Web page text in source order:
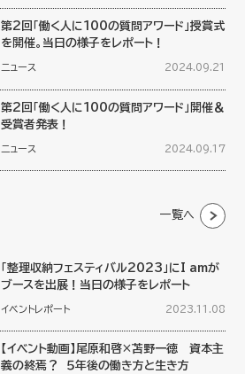
第2回「働く人に100の質問アワード」授賞式
を開催。当日の様子をレポート！
ニュース 2024.09.21
第2回「働く人に100の質問アワード」開催＆
受賞者発表！
ニュース 2024.09.17
一覧へ
「整理収納フェスティバル2023」にI amが
ブースを出展！当日の様子をレポート
イベントレポート 2023.11.08
【イベント動画】尾原和啓×苫野一徳 資本主
義の終焉？ ５年後の働き方と生き方